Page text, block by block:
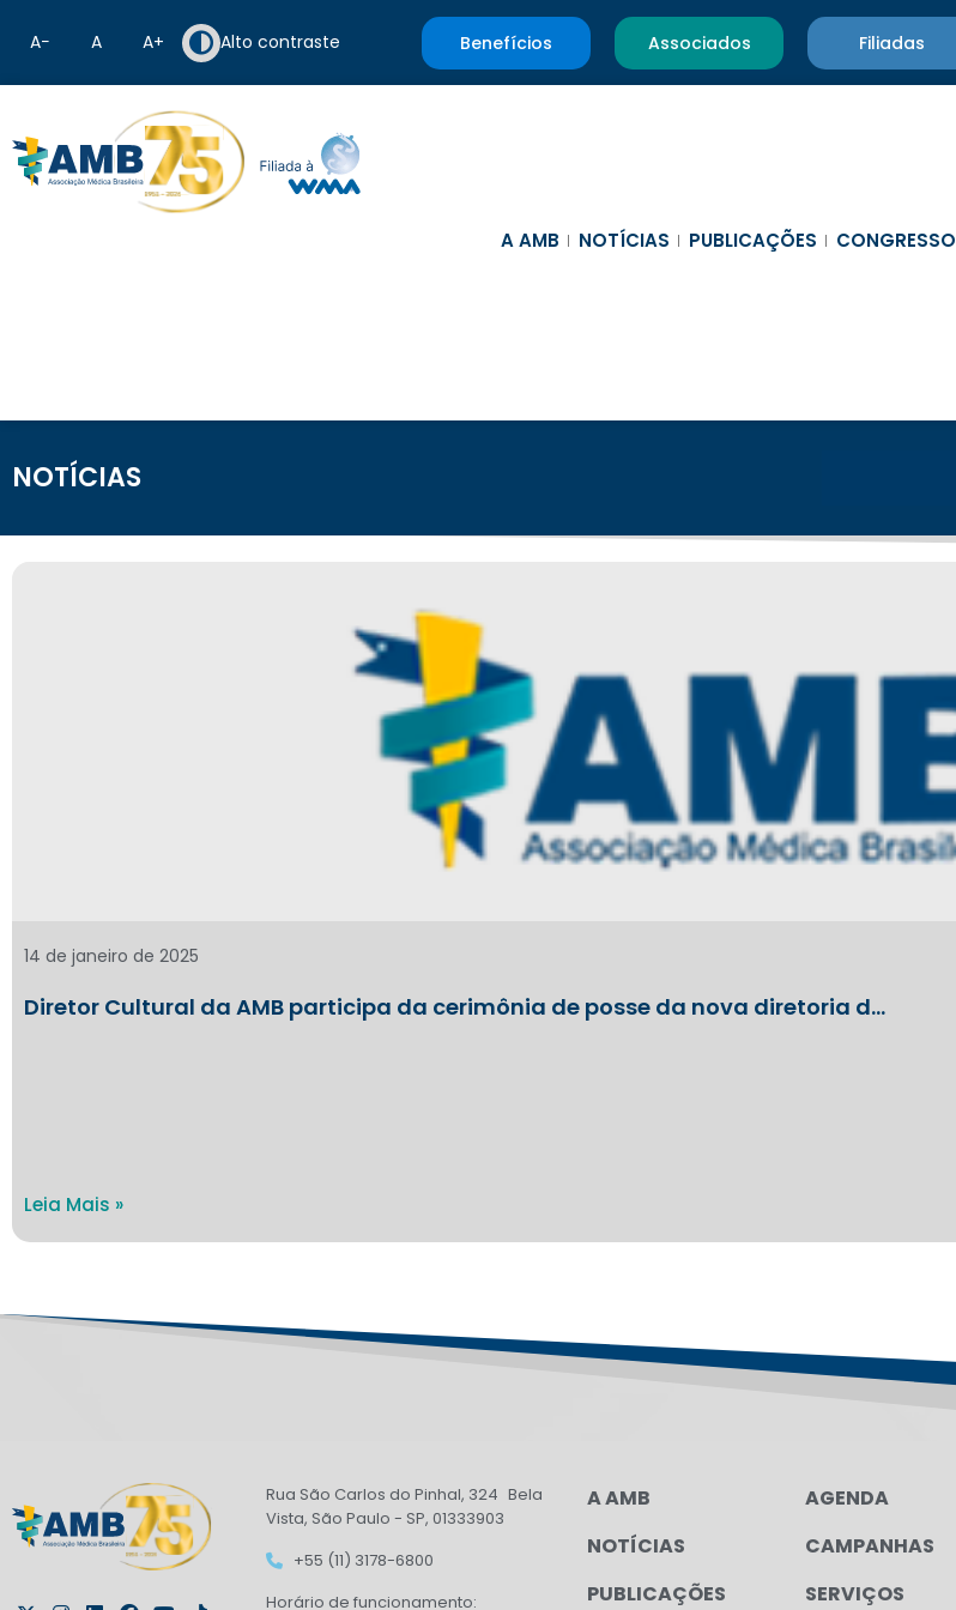
A− A A+ Alto contraste Benefícios Associados Filiadas
A AMB NOTÍCIAS PUBLICAÇÕES CONGRESSO
NOTÍCIAS
Diretor Cultural da AMB participa da cerimônia de posse da nova diretoria d…
14 de janeiro de 2025
Leia Mais »
Rua São Carlos do Pinhal, 324 Bela
Vista, São Paulo - SP, 01333903
+55 (11) 3178-6800
Horário de funcionamento:
A AMB
NOTÍCIAS
PUBLICAÇÕES
AGENDA
CAMPANHAS
SERVIÇOS